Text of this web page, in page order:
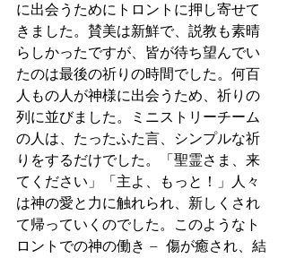
に出会うためにトロントに押し寄せて
きました。賛美は新鮮で、説教も素晴
らしかったですが、皆が待ち望んでい
たのは最後の祈りの時間でした。何百
人もの人が神様に出会うため、祈りの
列に並びました。ミニストリーチーム
の人は、たったふた言、シンプルな祈
りをするだけでした。「聖霊さま、来
てください」「主よ、もっと！」人々
は神の愛と力に触れられ、新しくされ
て帰っていくのでした。このようなト
ロントでの神の働き −  傷が癒され、結